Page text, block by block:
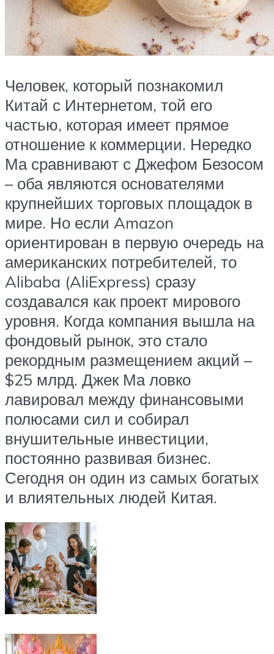
Человек, который познакомил
Китай с Интернетом, той его
частью, которая имеет прямое
отношение к коммерции. Нередко
Ма сравнивают с Джефом Безосом
– оба являются основателями
крупнейших торговых площадок в
мире. Но если Amazon
ориентирован в первую очередь на
американских потребителей, то
Alibaba (AliExpress) сразу
создавался как проект мирового
уровня. Когда компания вышла на
фондовый рынок, это стало
рекордным размещением акций –
$25 млрд. Джек Ма ловко
лавировал между финансовыми
полюсами сил и собирал
внушительные инвестиции,
постоянно развивая бизнес.
Сегодня он один из самых богатых
и влиятельных людей Китая.